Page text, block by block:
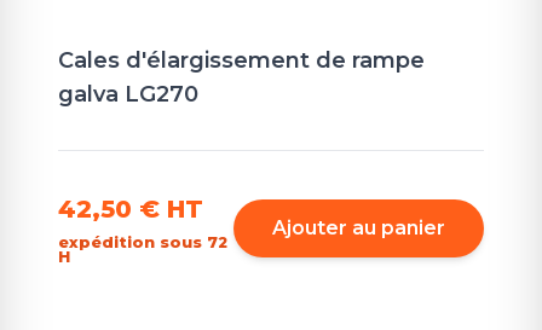
Cales d'élargissement de rampe
galva LG270
42,50 € HT
expédition sous 72
H
Ajouter au panier